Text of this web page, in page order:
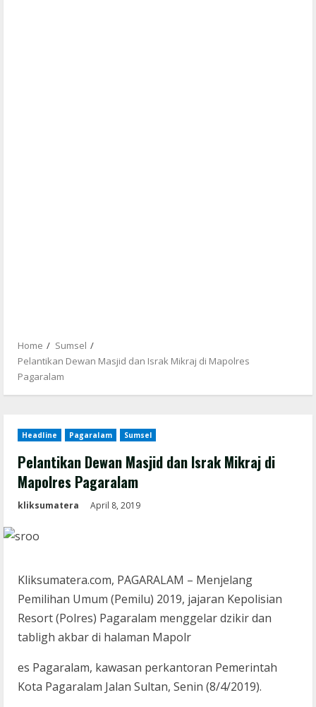
Home
Sumsel
Pelantikan Dewan Masjid dan Israk Mikraj di Mapolres
Pagaralam
Headline Pagaralam Sumsel
Pelantikan Dewan Masjid dan Israk Mikraj di
Mapolres Pagaralam
kliksumatera April 8, 2019
Kliksumatera.com, PAGARALAM – Menjelang
Pemilihan Umum (Pemilu) 2019, jajaran Kepolisian
Resort (Polres) Pagaralam menggelar dzikir dan
tabligh akbar di halaman Mapolr
es Pagaralam, kawasan perkantoran Pemerintah
Kota Pagaralam Jalan Sultan, Senin (8/4/2019).